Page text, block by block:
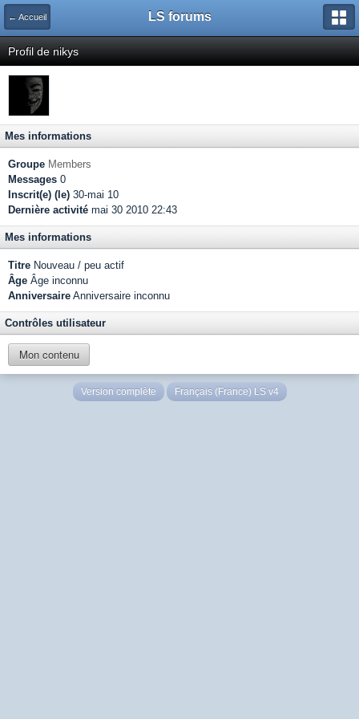
← Accueil LS forums
Profil de nikys
Mes informations
Groupe Members
Messages 0
Inscrit(e) (le) 30-mai 10
Dernière activité mai 30 2010 22:43
Mes informations
Titre Nouveau / peu actif
Âge Âge inconnu
Anniversaire Anniversaire inconnu
Contrôles utilisateur
Mon contenu
Version complète Français (France) LS v4